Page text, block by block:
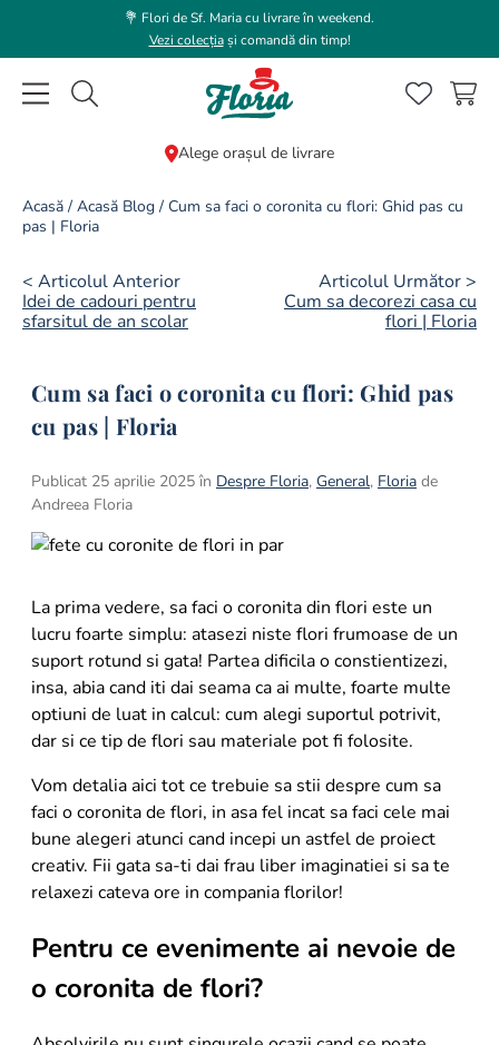
💐 Flori de Sf. Maria cu livrare în weekend.
Vezi colecțiași comandă din timp!
Caută flori, plante, cadouri...
Alege orașul de livrare
Acasă / Acasă Blog / Cum sa faci o coronita cu flori: Ghid pas cu
pas | Floria
< Articolul Anterior
Idei de cadouri pentru
sfarsitul de an scolar
Articolul Următor >
Cum sa decorezi casa cu
flori | Floria
Cum sa faci o coronita cu flori: Ghid pas
cu pas | Floria
Publicat 25 aprilie 2025 în Despre Floria, General, Floria de
Andreea Floria
La prima vedere, sa faci o coronita din flori este un
lucru foarte simplu: atasezi niste flori frumoase de un
suport rotund si gata! Partea dificila o constientizezi,
insa, abia cand iti dai seama ca ai multe, foarte multe
optiuni de luat in calcul: cum alegi suportul potrivit,
dar si ce tip de flori sau materiale pot fi folosite.
Vom detalia aici tot ce trebuie sa stii despre cum sa
faci o coronita de flori, in asa fel incat sa faci cele mai
bune alegeri atunci cand incepi un astfel de proiect
creativ. Fii gata sa-ti dai frau liber imaginatiei si sa te
relaxezi cateva ore in compania florilor!
Pentru ce evenimente ai nevoie de
o coronita de flori?
CĂUTĂRI POPULARE
1
2.
coroana funerara
3.
floarea soarelui
.
hortensie
.
buchet trandafiri
.
trandafiri albi
.
buchet crini
.
crin